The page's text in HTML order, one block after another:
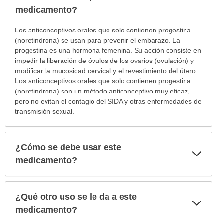
medicamento?
¿Para
cuáles
condiciones
enfermedades
prescribe
este
medicamento?
sido
extendido.
Los anticonceptivos orales que solo contienen progestina
(noretindrona) se usan para prevenir el embarazo. La
progestina es una hormona femenina. Su acción consiste en
impedir la liberación de óvulos de los ovarios (ovulación) y
modificar la mucosidad cervical y el revestimiento del útero.
Los anticonceptivos orales que solo contienen progestina
(noretindrona) son un método anticonceptivo muy eficaz,
pero no evitan el contagio del SIDA y otras enfermedades de
transmisión sexual.
¿Cómo se debe usar este
medicamento?
¿Qué otro uso se le da a este
medicamento?